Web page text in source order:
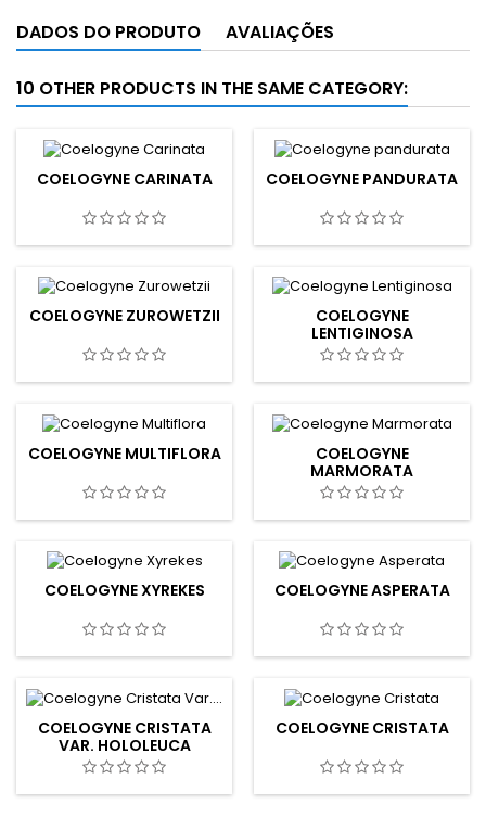
DADOS DO PRODUTO AVALIAÇÕES
10 OTHER PRODUCTS IN THE SAME CATEGORY:
COELOGYNE CARINATA COELOGYNE PANDURATA
COELOGYNE ZUROWETZII
COELOGYNE
LENTIGINOSA
COELOGYNE MULTIFLORA
COELOGYNE
MARMORATA
COELOGYNE XYREKES COELOGYNE ASPERATA
COELOGYNE CRISTATA
VAR. HOLOLEUCA
COELOGYNE CRISTATA